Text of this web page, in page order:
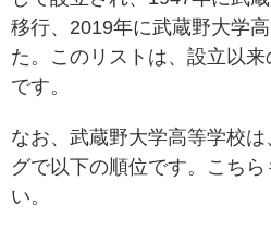
移行、2019年に武蔵野大学
た。このリストは、設立以
です。
なお、武蔵野大学高等学校
グで以下の順位です。こち
い。